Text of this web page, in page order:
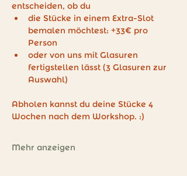
entscheiden, ob du
die Stücke in einem Extra-Slot
bemalen möchtest: +33€ pro
Person
oder von uns mit Glasuren
fertigstellen lässt (3 Glasuren zur
Auswahl)
Abholen kannst du deine Stücke 4
Wochen nach dem Workshop. :)
Mehr anzeigen